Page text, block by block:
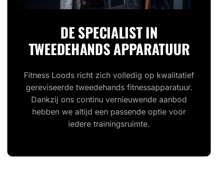
DE SPECIALIST IN
TWEEDEHANDS APPARATUUR
Fitness Loods richt zich volledig op kwalitatief
gereviseerde tweedehands fitnessapparatuur.
Dankzij ons continu vernieuwende aanbod
hebben we altijd een passende optie voor
iedere trainingsruimte.